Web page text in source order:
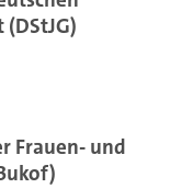
Frauen- und